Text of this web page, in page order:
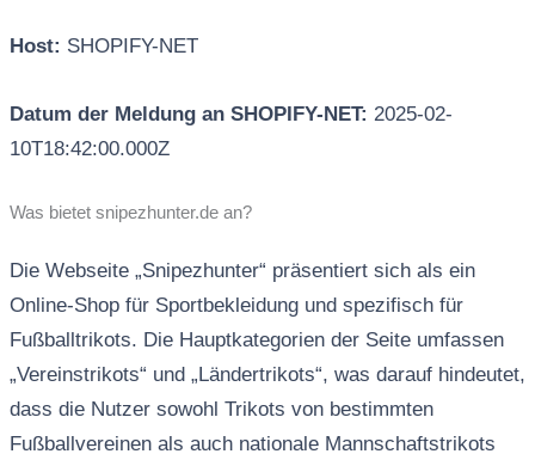
Host: SHOPIFY-NET
Datum der Meldung an SHOPIFY-NET: 2025-02-
10T18:42:00.000Z
Was bietet snipezhunter.de an?
Die Webseite „Snipezhunter“ präsentiert sich als ein
Online-Shop für Sportbekleidung und spezifisch für
Fußballtrikots. Die Hauptkategorien der Seite umfassen
„Vereinstrikots“ und „Ländertrikots“, was darauf hindeutet,
dass die Nutzer sowohl Trikots von bestimmten
Fußballvereinen als auch nationale Mannschaftstrikots